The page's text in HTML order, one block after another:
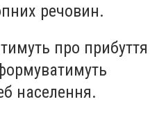
речовин.
про прибуття
населення.